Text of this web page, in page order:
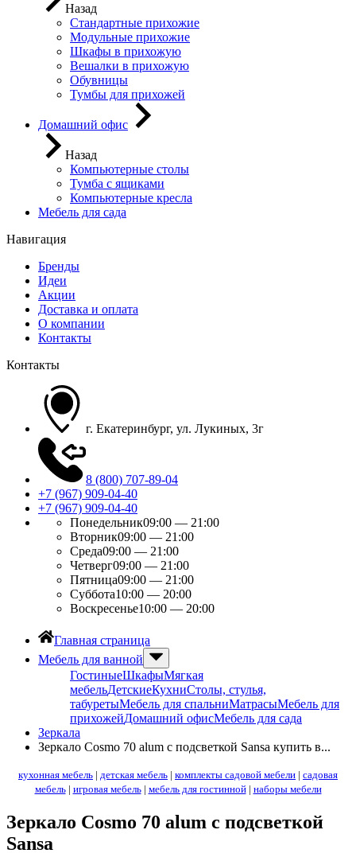
Назад
Стандартные прихожие
Модульные прихожие
Шкафы в прихожую
Вешалки в прихожую
Обувницы
Тумбы для прихожей
Домашний офис
Назад
Компьютерные столы
Тумба с ящиками
Компьютерные кресла
Мебель для сада
Навигация
Бренды
Идеи
Акции
Доставка и оплата
О компании
Контакты
Контакты
г. Екатеринбург, ул. Лукиных, 3г
8 (800) 707-89-04
+7 (967) 909-04-40
+7 (967) 909-04-40
Понедельник09:00 — 21:00
Вторник09:00 — 21:00
Среда09:00 — 21:00
Четверг09:00 — 21:00
Пятница09:00 — 21:00
Суббота10:00 — 20:00
Воскресенье10:00 — 20:00
Главная страница
Мебель для ванной
ГостиныеШкафыМягкая
мебельДетскиеКухниСтолы, стулья,
табуретыМебель для спальниМатрасыМебель для
прихожейДомашний офисМебель для сада
Зеркала
Зеркало Cosmo 70 alum с подсветкой Sansa купить в...
кухонная мебель | детская мебель | комплекты садовой мебели | садовая
мебель| игровая мебель| мебель для гостинной| наборы мебели
Зеркало Cosmo 70 alum с подсветкой
Sansa